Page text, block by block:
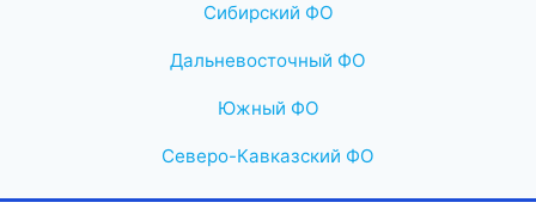
Сибирский ФО
Дальневосточный ФО
Южный ФО
Северо-Кавказский ФО